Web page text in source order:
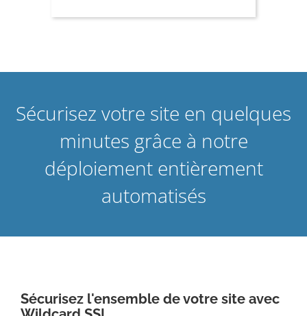
Sécurisez votre site en quelques
minutes grâce à notre
déploiement entièrement
automatisés
Sécurisez l'ensemble de votre site avec